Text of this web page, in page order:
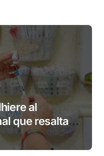
al
que resalta
de las